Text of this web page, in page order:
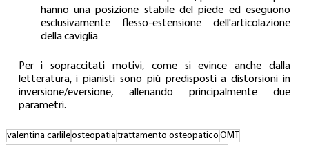
hanno una posizione stabile del piede ed eseguono
esclusivamente flesso-estensione dell'articolazione
della caviglia
Per i sopraccitati motivi, come si evince anche dalla
letteratura, i pianisti sono più predisposti a distorsioni in
inversione/eversione, allenando principalmente due
parametri.
valentina carlileosteopatia trattamento osteopatico OMT